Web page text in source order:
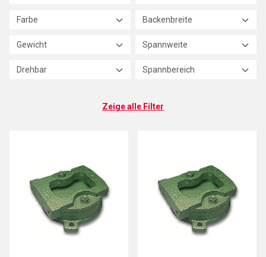
Farbe Backenbreite
Gewicht Spannweite
Drehbar Spannbereich
Zeige alle Filter